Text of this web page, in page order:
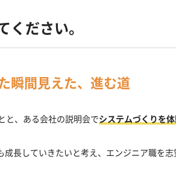
ください。
瞬間見えた、進む道
と、ある会社の説明会でシステムづくりを
長していきたいと考え、エンジニア職を志